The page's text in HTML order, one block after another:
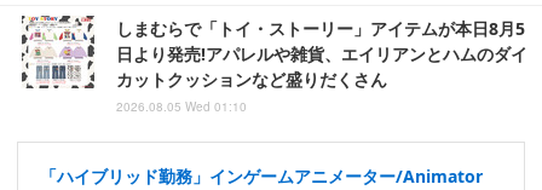
しまむらで「トイ・ストーリー」アイテムが本日8月5
日より発売!アパレルや雑貨、エイリアンとハムのダイ
カットクッションなど盛りだくさん
2026.08.05 Wed 01:10
「ハイブリッド勤務」インゲームアニメーター/Animator